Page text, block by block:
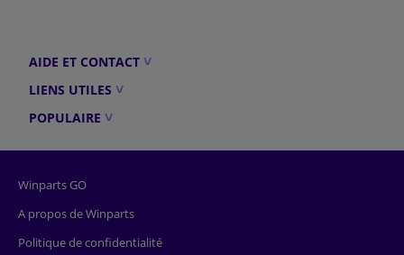
AIDE ET CONTACT
LIENS UTILES
POPULAIRE
Winparts GO
A propos de Winparts
Politique de confidentialité